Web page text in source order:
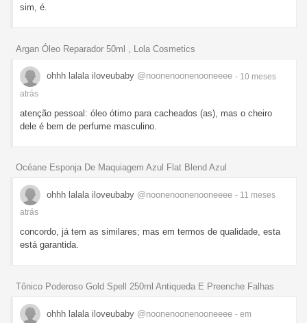
sim, é.
Argan Óleo Reparador 50ml , Lola Cosmetics
ohhh lalala iloveubaby @noonenoonenooneeee - 10 meses
atrás
atenção pessoal: óleo ótimo para cacheados (as), mas o cheiro
dele é bem de perfume masculino.
Océane Esponja De Maquiagem Azul Flat Blend Azul
ohhh lalala iloveubaby @noonenoonenooneeee - 11 meses
atrás
concordo, já tem as similares; mas em termos de qualidade, esta
está garantida.
Tônico Poderoso Gold Spell 250ml Antiqueda E Preenche Falhas
ohhh lalala iloveubaby @noonenoonenooneeee - em